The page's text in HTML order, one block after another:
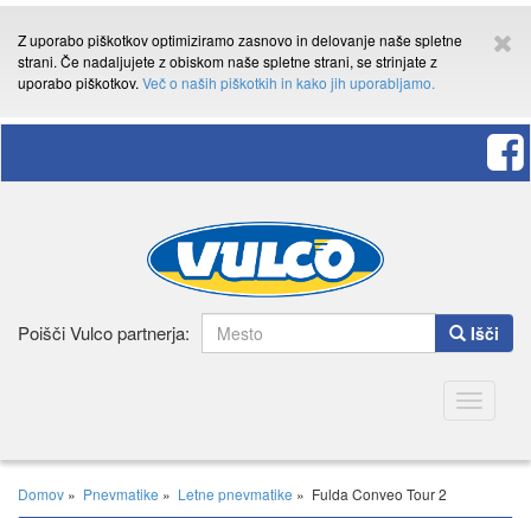
Z uporabo piškotkov optimiziramo zasnovo in delovanje naše spletne
strani. Če nadaljujete z obiskom naše spletne strani, se strinjate z
uporabo piškotkov. Več o naših piškotkih in kako jih uporabljamo.
Poišči Vulco partnerja: Išči
Toggle
Domov » Pnevmatike » Letne pnevmatike » Fulda Conveo Tour 2